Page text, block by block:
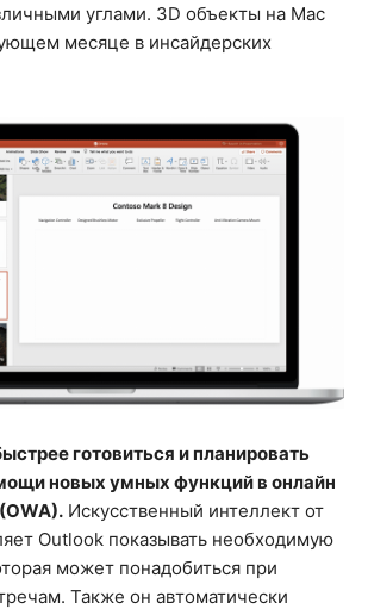
углами. 3D объекты на Mac
месяце в инсайдерских
готовиться и планировать
новых умных функций в онлайн
Искусственный интеллект от
Outlook показывать необходимую
может понадобиться при
Также он автоматически